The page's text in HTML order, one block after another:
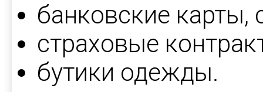
банковские карты,
страховые
бутики одежды.